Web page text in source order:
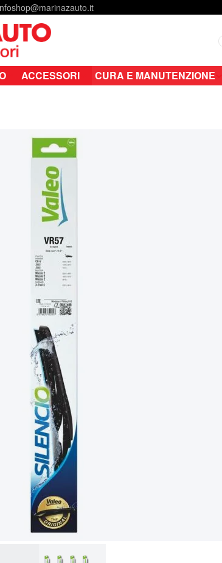
ACCESSORI CURA E MANUTENZIONE